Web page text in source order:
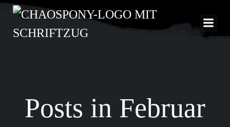
Inhalt
springen
Posts in Februar